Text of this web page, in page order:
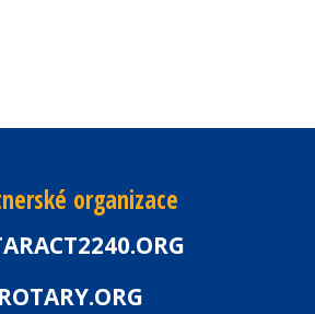
organizace
ROTARY.ORG